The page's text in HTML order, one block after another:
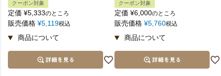
クーポン対象
定価 ¥5,333のところ
販売価格 ¥5,119税込
クーポン対象
定価 ¥6,000のところ
販売価格 ¥5,760税込